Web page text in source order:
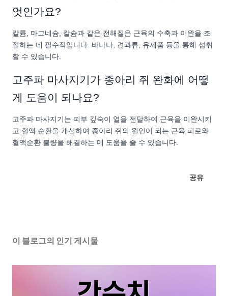
엇인가요?
칼륨, 마그네슘, 칼슘과 같은 전해질은 근육의 수축과 이완을 조
절하는 데 필수적입니다. 바나나, 견과류, 유제품 등을 통해 섭취
할 수 있습니다.
고주파 마사지기가 종아리 쥐 완화에 어떻
게 도움이 되나요?
고주파 마사지기는 피부 깊숙이 열을 전달하여 근육을 이완시키
고 혈액 순환을 개선하여 종아리 쥐의 원인이 되는 근육 피로와
혈액순환 불량을 해결하는 데 도움을 줄 수 있습니다.
공유
이 블로그의 인기 게시물